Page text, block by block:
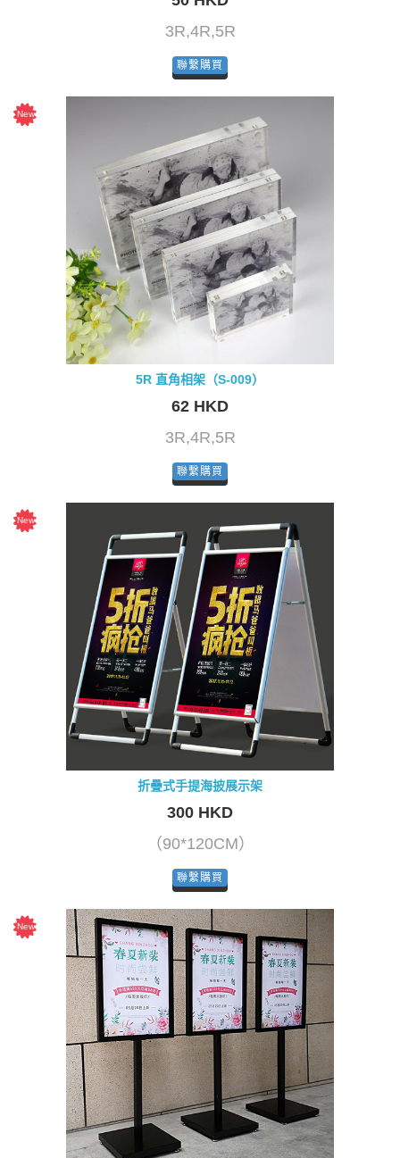
3R,4R,5R
聯繫購買
5R 直角相架（S-009）
62 HKD
3R,4R,5R
聯繫購買
折疊式手提海披展示架
300 HKD
（90*120CM）
聯繫購買